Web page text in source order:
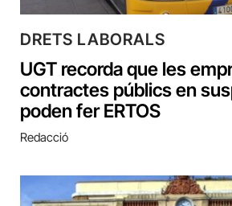
DRETS LABORALS
UGT recorda que les
contractes públics en
poden fer ERTOS
Redacció